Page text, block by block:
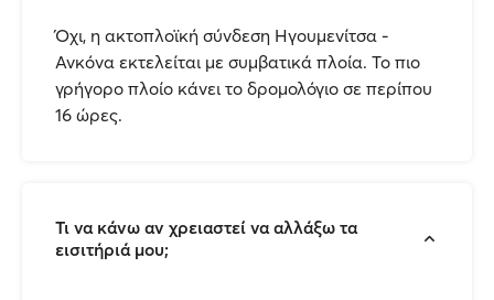
Όχι, η ακτοπλοϊκή σύνδεση Ηγουμενίτσα -
Ανκόνα εκτελείται με συμβατικά πλοία. Το πιο
γρήγορο πλοίο κάνει το δρομολόγιο σε περίπου
16 ώρες.
Τι να κάνω αν χρειαστεί να αλλάξω τα
εισιτήριά μου;